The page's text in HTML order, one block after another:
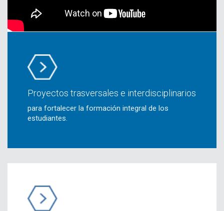
Proyectos trasversales e interdisciplinarios
para fortalecer la formación integral de los
estudiantes.